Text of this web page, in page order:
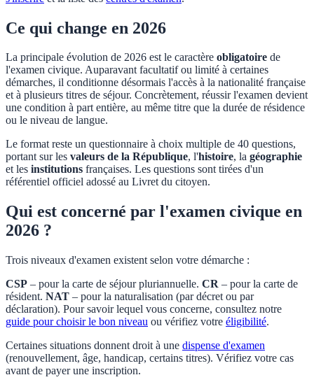
Ce qui change en 2026
La principale évolution de 2026 est le caractère obligatoire de
l'examen civique. Auparavant facultatif ou limité à certaines
démarches, il conditionne désormais l'accès à la nationalité française
et à plusieurs titres de séjour. Concrètement, réussir l'examen devient
une condition à part entière, au même titre que la durée de résidence
ou le niveau de langue.
Le format reste un questionnaire à choix multiple de 40 questions,
portant sur les valeurs de la République, l'histoire, la géographie
et les institutions françaises. Les questions sont tirées d'un
référentiel officiel adossé au Livret du citoyen.
Qui est concerné par l'examen civique en
2026 ?
Trois niveaux d'examen existent selon votre démarche :
CSP – pour la carte de séjour pluriannuelle. CR – pour la carte de
résident. NAT – pour la naturalisation (par décret ou par
déclaration). Pour savoir lequel vous concerne, consultez notre
guide pour choisir le bon niveau ou vérifiez votre éligibilité.
Certaines situations donnent droit à une dispense d'examen
(renouvellement, âge, handicap, certains titres). Vérifiez votre cas
avant de payer une inscription.